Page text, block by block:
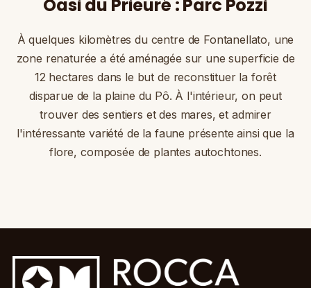
Oasi du Prieuré : Parc Pozzi
À quelques kilomètres du centre de Fontanellato, une
zone renaturée a été aménagée sur une superficie de
12 hectares dans le but de reconstituer la forêt
disparue de la plaine du Pô. À l'intérieur, on peut
trouver des sentiers et des mares, et admirer
l'intéressante variété de la faune présente ainsi que la
flore, composée de plantes autochtones.